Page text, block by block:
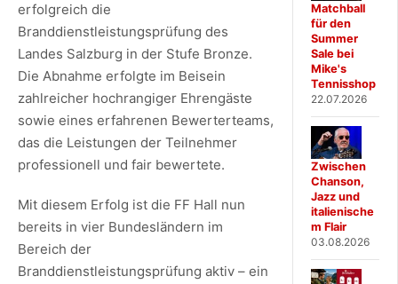
erfolgreich die
Branddienstleistungsprüfung des
Landes Salzburg in der Stufe Bronze.
Die Abnahme erfolgte im Beisein
zahlreicher hochrangiger Ehrengäste
sowie eines erfahrenen Bewerterteams,
das die Leistungen der Teilnehmer
professionell und fair bewertete.
Mit diesem Erfolg ist die FF Hall nun
bereits in vier Bundesländern im
Bereich der
Branddienstleistungsprüfung aktiv – ein
Matchball
für den
Summer
Sale bei
Mike's
Tennisshop
22.07.2026
Zwischen
Chanson,
Jazz und
italienische
m Flair
03.08.2026